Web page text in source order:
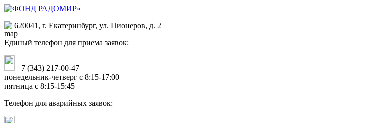
620041, г. Екатеринбург, ул. Пионеров, д. 2
Единый телефон для приема заявок:
+7 (343) 217-00-47
понедельник-четверг с 8:15-17:00
пятница с 8:15-15:45
Телефон для аварийных заявок: